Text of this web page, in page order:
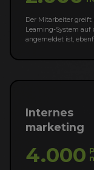
Der Mitarbeiter
Learning-System
angemeldet ist,
Internes
marketing
4.000